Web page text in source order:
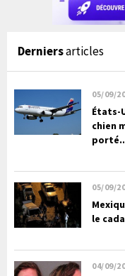
Derniersarticles
05/09/
États-
chien
05/09/
le
04/09/